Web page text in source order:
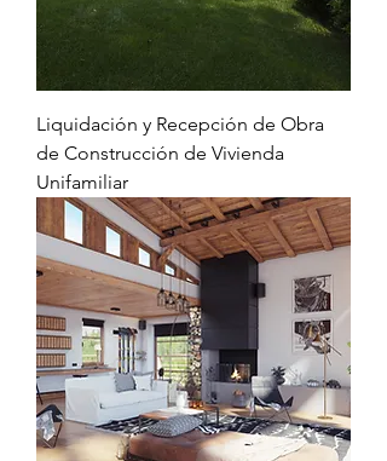
Liquidación y Recepción de Obra
de Construcción de Vivienda
Unifamiliar